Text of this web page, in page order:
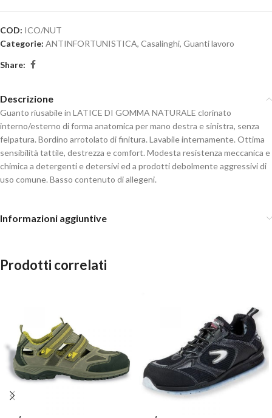
COD: ICO/NUT
Categorie: ANTINFORTUNISTICA, Casalinghi, Guanti lavoro
Share:
Descrizione
Guanto riusabile in LATICE DI GOMMA NATURALE clorinato
interno/esterno di forma anatomica per mano destra e sinistra, senza
felpatura. Bordino arrotolato di finitura. Lavabile internamente. Ottima
sensibilità tattile, destrezza e comfort. Modesta resistenza meccanica e
chimica a detergenti e detersivi ed a prodotti debolmente aggressivi di
uso comune. Basso contenuto di allegeni.
Informazioni aggiuntive
Prodotti correlati